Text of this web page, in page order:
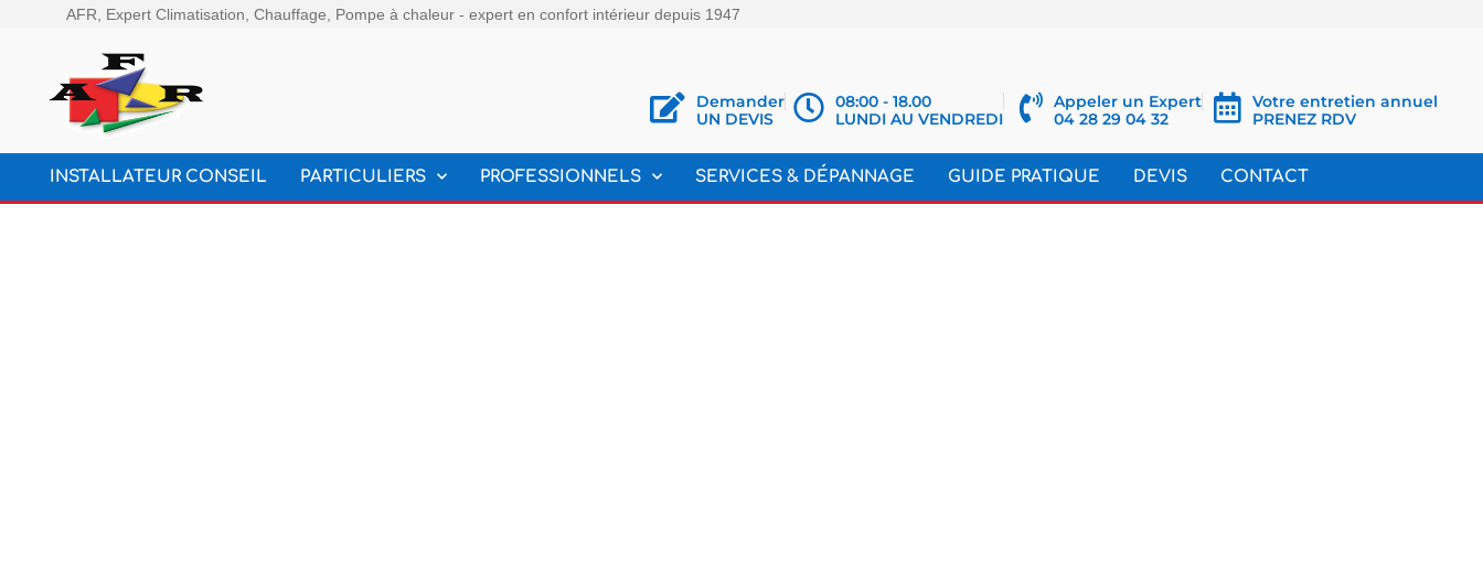
AFR, Expert Climatisation, Chauffage, Pompe à chaleur - expert en confort intérieur depuis 1947
Demander
UN DEVIS
08:00 - 18.00
LUNDI AU VENDREDI
Appeler un Expert
04 28 29 04 32
Votre entretien annuel
PRENEZ RDV
INSTALLATEUR CONSEIL PARTICULIERS PROFESSIONNELS SERVICES & DÉPANNAGE GUIDE PRATIQUE DEVIS CONTACT